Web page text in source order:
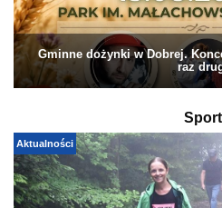
Gminne dożynki w Dobrej.
raz
Sport
Aktualności